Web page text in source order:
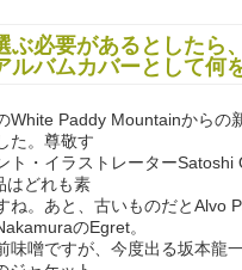
ぶ必要があるとしたら
ルバムカバーとして何
Paddy Mountainからの
た。尊敬す
ト・イラストレーターSatoshi
はどれも素
ね。あと、古いものだとAlvo
のEgret。
味噌ですが、今度出る坂本龍